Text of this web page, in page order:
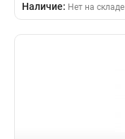
Наличие: Нет на складе